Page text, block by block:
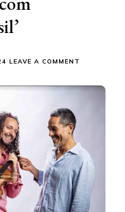
LEAVE A COMMENT
COM
‘SONHANDO
O
BRASIL’